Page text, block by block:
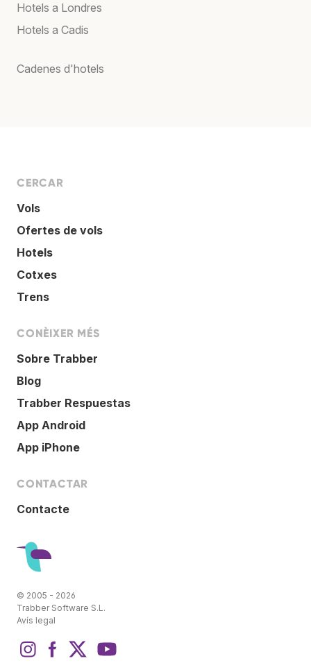
Hotels a Londres
Hotels a Cadis
Cadenes d'hotels
CERCAR
Vols
Ofertes de vols
Hotels
Cotxes
Trens
CONÈIXER MÉS
Sobre Trabber
Blog
Trabber Respuestas
App Android
App iPhone
CONTACTAR
Contacte
© 2005 - 2026
Trabber Software S.L.
Avís legal